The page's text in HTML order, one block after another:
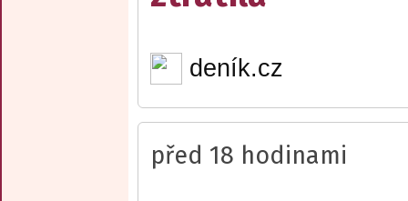
deník.cz
před 18 hodinami